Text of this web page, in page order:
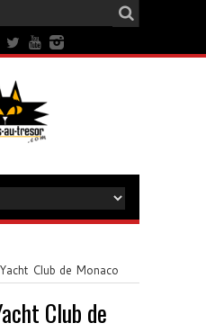
Yacht Club de Monaco
Club de